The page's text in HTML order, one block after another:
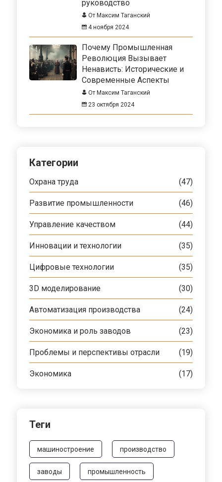
руководство
От Максим Таганский
4 ноября 2024
Почему Промышленная
Революция Вызывает
Ненависть: Исторические и
Современные Аспекты
От Максим Таганский
23 октября 2024
Категории
Охрана труда (47)
Развитие промышленности (46)
Управление качеством (44)
Инновации и технологии (35)
Цифровые технологии (35)
3D моделирование (30)
Автоматизация производства (24)
Экономика и роль заводов (23)
Проблемы и перспективы отрасли (19)
Экономика (17)
Теги
машиностроение производство
заводы промышленность